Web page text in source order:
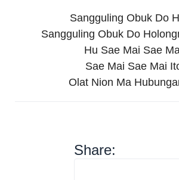
Sangguling Obuk Do
Sangguling Obuk Do
Hu Sae Mai Sae
Sae Mai Sae Mai
Olat Nion Ma
Share: